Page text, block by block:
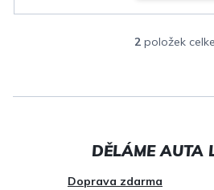
O
l
a
2 položek
Doprava zdarma